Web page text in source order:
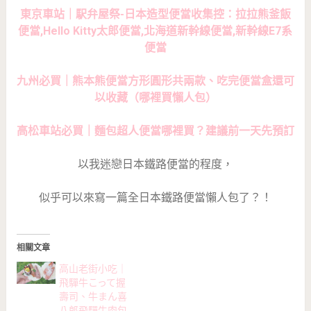
東京車站｜駅弁屋祭-日本造型便當收集控：拉拉熊釜飯
便當,Hello Kitty太郎便當,北海道新幹線便當,新幹線E7系
便當
九州必買｜熊本熊便當方形圓形共兩款、吃完便當盒還可
以收藏（哪裡買懶人包）
高松車站必買｜麵包超人便當哪裡買？建議前一天先預訂
以我迷戀日本鐵路便當的程度，
似乎可以來寫一篇全日本鐵路便當懶人包了？！
相關文章
高山老街小吃｜
飛驒牛こって握
壽司、牛まん喜